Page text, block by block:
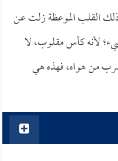
القلب الموعظة زلت عن
لأنه كأس مقلوب، لا
من هواه، فهذه هي